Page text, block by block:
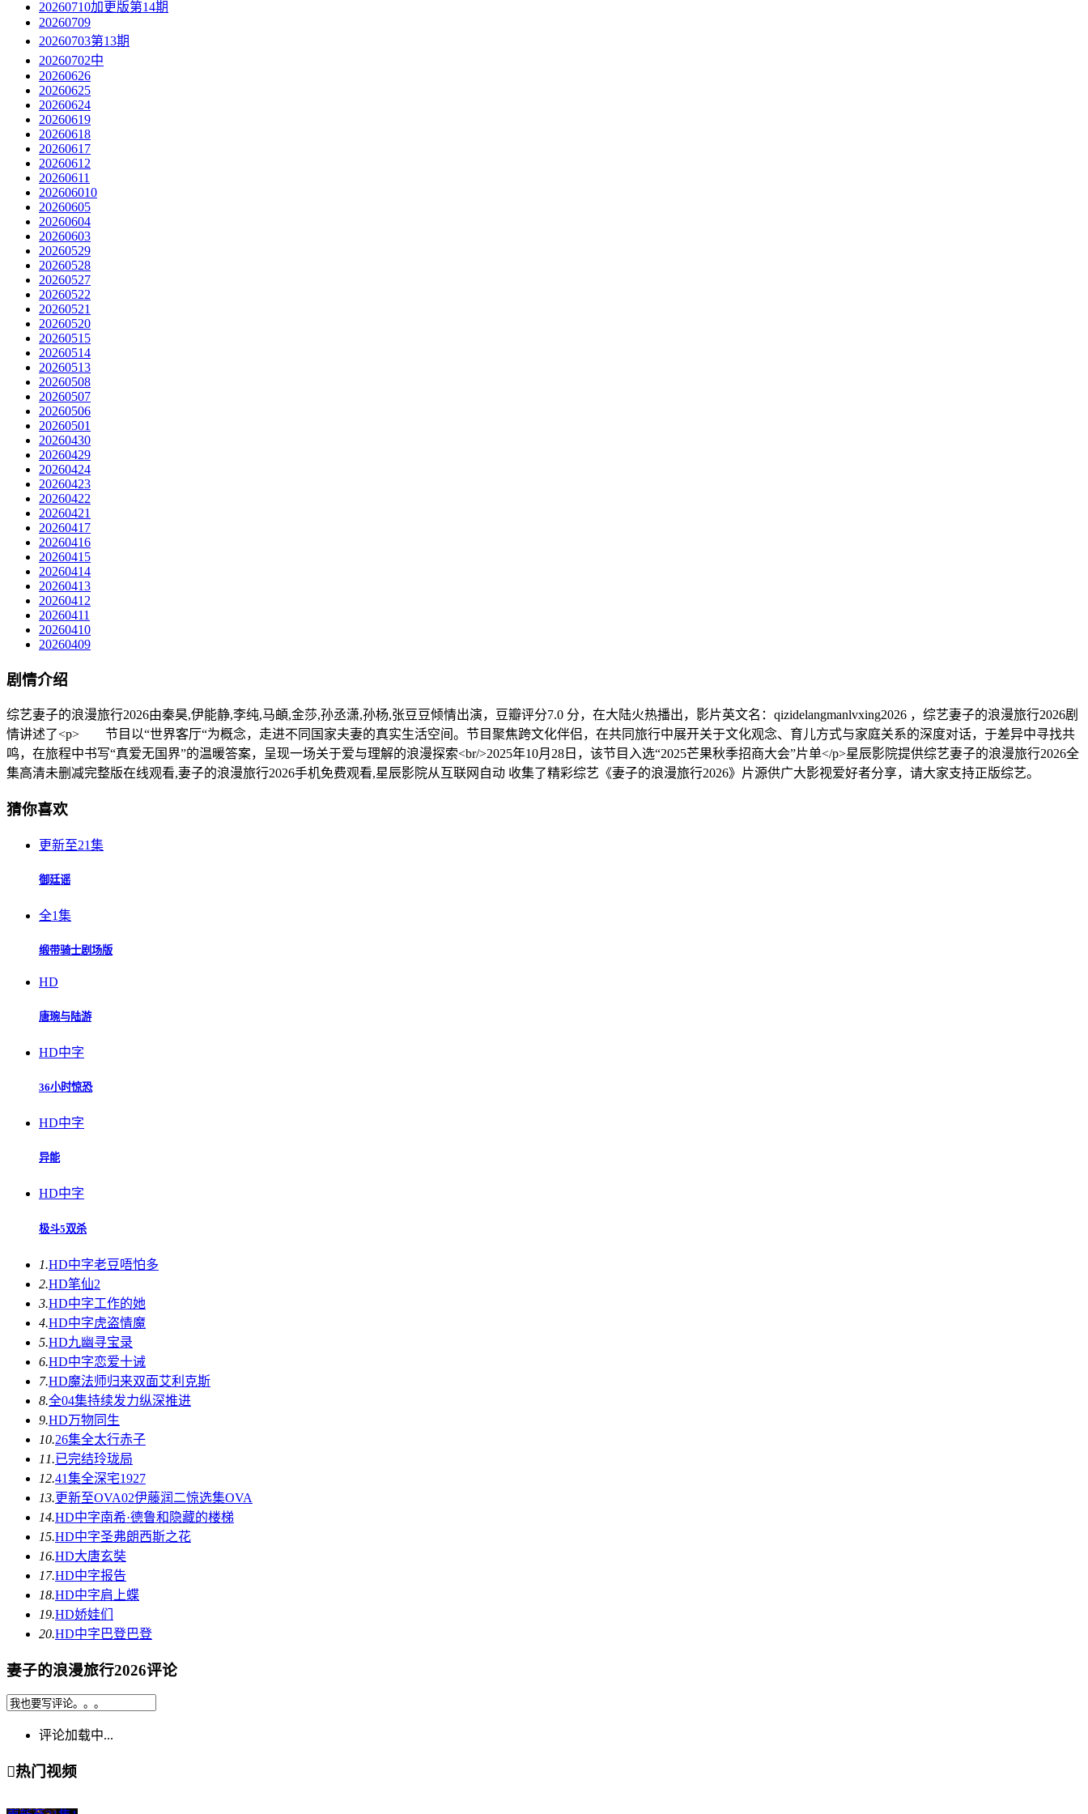
20260710加更版第14期
20260709
20260703第13期
20260702中
20260626
20260625
20260624
20260619
20260618
20260617
20260612
20260611
202606010
20260605
20260604
20260603
20260529
20260528
20260527
20260522
20260521
20260520
20260515
20260514
20260513
20260508
20260507
20260506
20260501
20260430
20260429
20260424
20260423
20260422
20260421
20260417
20260416
20260415
20260414
20260413
20260412
20260411
20260410
20260409
剧情介绍
综艺妻子的浪漫旅行2026由秦昊,伊能静,李纯,马頔,金莎,孙丞潇,孙杨,张豆豆倾情出演，豆瓣评分7.0 分，在大陆火热播出，影片英文名：qizidelangmanlvxing2026 ，综艺妻子的浪漫旅行2026剧
情讲述了<p> 节目以“世界客厅“为概念，走进不同国家夫妻的真实生活空间。节目聚焦跨文化伴侣，在共同旅行中展开关于文化观念、育儿方式与家庭关系的深度对话，于差异中寻找共
鸣，在旅程中书写“真爱无国界”的温暖答案，呈现一场关于爱与理解的浪漫探索<br/>2025年10月28日，该节目入选“2025芒果秋季招商大会”片单</p>星辰影院提供综艺妻子的浪漫旅行2026全
集高清未删减完整版在线观看,妻子的浪漫旅行2026手机免费观看,星辰影院从互联网自动 收集了精彩综艺《妻子的浪漫旅行2026》片源供广大影视爱好者分享，请大家支持正版综艺。
猜你喜欢
更新至21集
御廷谣
全1集
缎带骑士剧场版
HD
唐琬与陆游
HD中字
36小时惊恐
HD中字
异能
HD中字
极斗5双杀
1.HD中字老豆唔怕多
2.HD笔仙2
3.HD中字工作的她
4.HD中字虎盗情魔
5.HD九幽寻宝录
6.HD中字恋爱十诫
7.HD魔法师归来双面艾利克斯
8.全04集持续发力纵深推进
9.HD万物同生
10.26集全太行赤子
11.已完结玲珑局
12.41集全深宅1927
13.更新至OVA02伊藤润二惊选集OVA
14.HD中字南希·德鲁和隐藏的楼梯
15.HD中字圣弗朗西斯之花
16.HD大唐玄奘
17.HD中字报告
18.HD中字肩上蝶
19.HD娇娃们
20.HD中字 巴登巴登
妻子的浪漫旅行2026评论
评论加载中...
热门视频